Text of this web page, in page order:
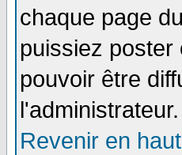
chaque page
puissiez
pouvoir être
l'administrateur.
Revenir en haut